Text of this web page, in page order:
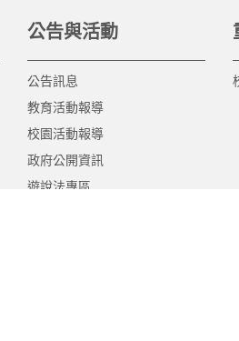
公告與活動
公告訊息
教育活動報導
校園活動報導
政府公開資訊
遊說法專區